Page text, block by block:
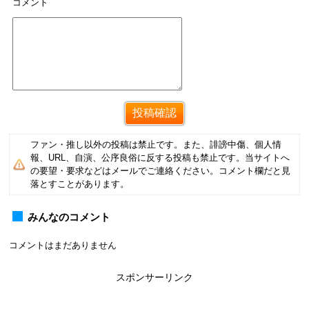
コメント
ファン・推し以外の投稿は禁止です。また、誹謗中傷、個人情
報、URL、自演、公序良俗に反する投稿も禁止です。当サイトへ
の要望・要求などはメールでご連絡ください。コメント欄だと見
落とすことがあります。
みんなのコメント
コメントはまだありません
スポンサーリンク